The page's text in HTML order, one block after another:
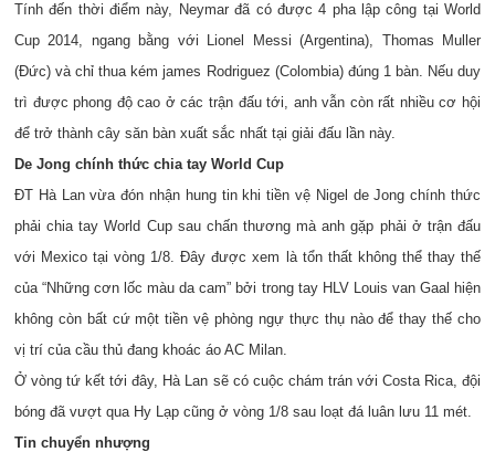
Tính đến thời điểm này, Neymar đã có được 4 pha lập công tại World
Cup 2014, ngang bằng với Lionel Messi (Argentina), Thomas Muller
(Đức) và chỉ thua kém james Rodriguez (Colombia) đúng 1 bàn. Nếu duy
trì được phong độ cao ở các trận đấu tới, anh vẫn còn rất nhiều cơ hội
để trở thành cây săn bàn xuất sắc nhất tại giải đấu lần này.
De Jong chính thức chia tay World Cup
ĐT Hà Lan vừa đón nhận hung tin khi tiền vệ Nigel de Jong chính thức
phải chia tay World Cup sau chấn thương mà anh gặp phải ở trận đấu
với Mexico tại vòng 1/8. Đây được xem là tổn thất không thể thay thế
của “Những cơn lốc màu da cam” bởi trong tay HLV Louis van Gaal hiện
không còn bất cứ một tiền vệ phòng ngự thực thụ nào để thay thế cho
vị trí của cầu thủ đang khoác áo AC Milan.
Ở vòng tứ kết tới đây, Hà Lan sẽ có cuộc chám trán với Costa Rica, đội
bóng đã vượt qua Hy Lạp cũng ở vòng 1/8 sau loạt đá luân lưu 11 mét.
Tin chuyển nhượng